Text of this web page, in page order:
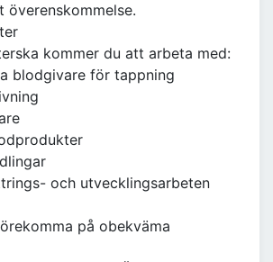
överenskommelse.
kommer du att arbeta med:
blodgivare för tappning
och utvecklingsarbeten
på obekväma